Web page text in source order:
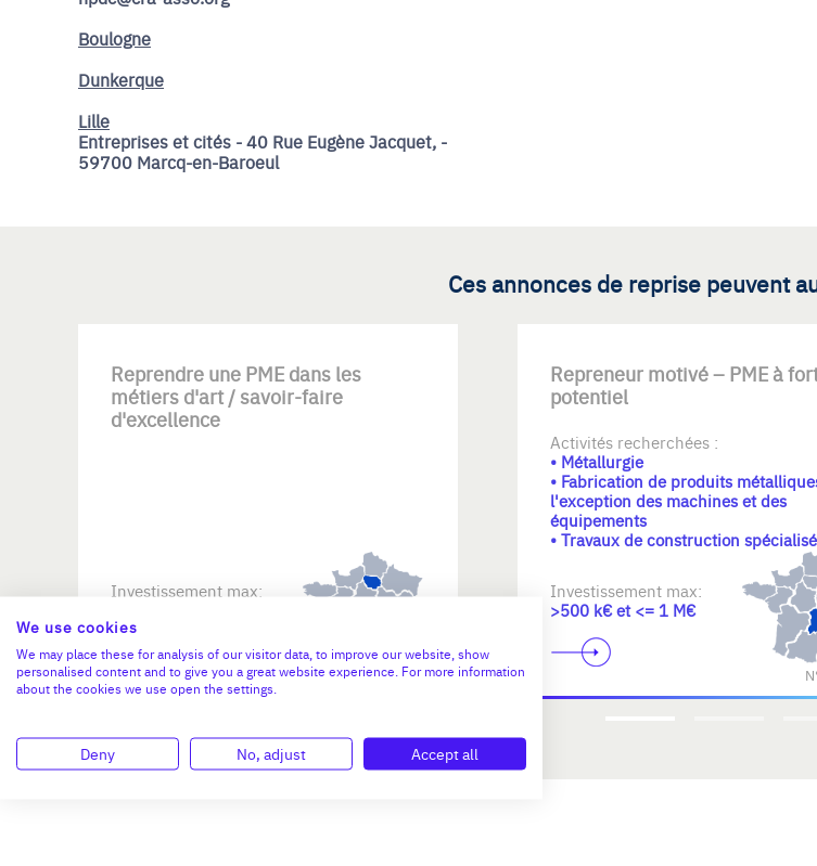
Boulogne
Dunkerque
Lille
Entreprises et cités - 40 Rue Eugène Jacquet, -
59700 Marcq-en-Baroeul
Ces annonces de reprise peuvent
Reprendre une PME dans les
métiers d'art / savoir-faire
d'excellence
Investissement max:
N°47264
Repreneur motivé – PME à
potentiel
Activités recherchées :
• Métallurgie
• Fabrication de produits
l'exception des machines et des
équipements
• Travaux de construction
Investissement max:
>500 k€ et <= 1 M€
We use cookies
We may place these for analysis of our visitor data, to improve our website, show
personalised content and to give you a great website experience. For more information
about the cookies we use open the settings.
Deny No, adjust Accept all